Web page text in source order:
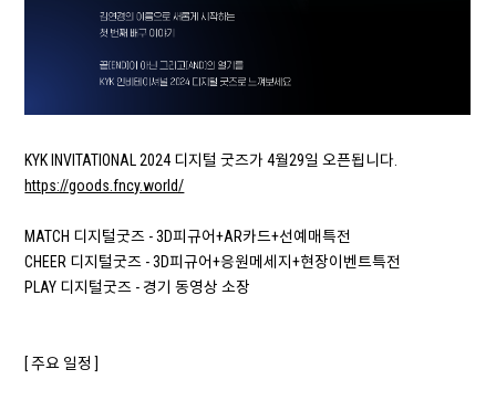
KYK INVITATIONAL 2024 디지털 굿즈가 4월29일 오픈됩니다.
https://goods.fncy.world/
MATCH 디지털굿즈 - 3D피규어+AR카드+선예매특전
CHEER 디지털굿즈 - 3D피규어+응원메세지+현장이벤트특전
PLAY 디지털굿즈 - 경기 동영상 소장
[ 주요 일정 ]